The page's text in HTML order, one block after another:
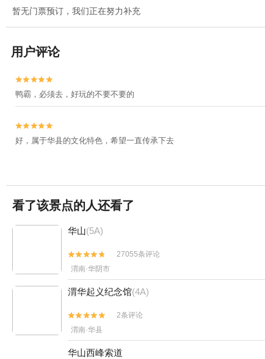
暂无门票预订，我们正在努力补充
用户评论


鸭霸，必须去，好玩的不要不要的


好，属于华县的文化特色，希望一直传承下去
看了该景点的人还看了
华山(5A)


27055条评论
渭南·华阴市
渭华起义纪念馆(4A)


2条评论
渭南·华县
华山西峰索道